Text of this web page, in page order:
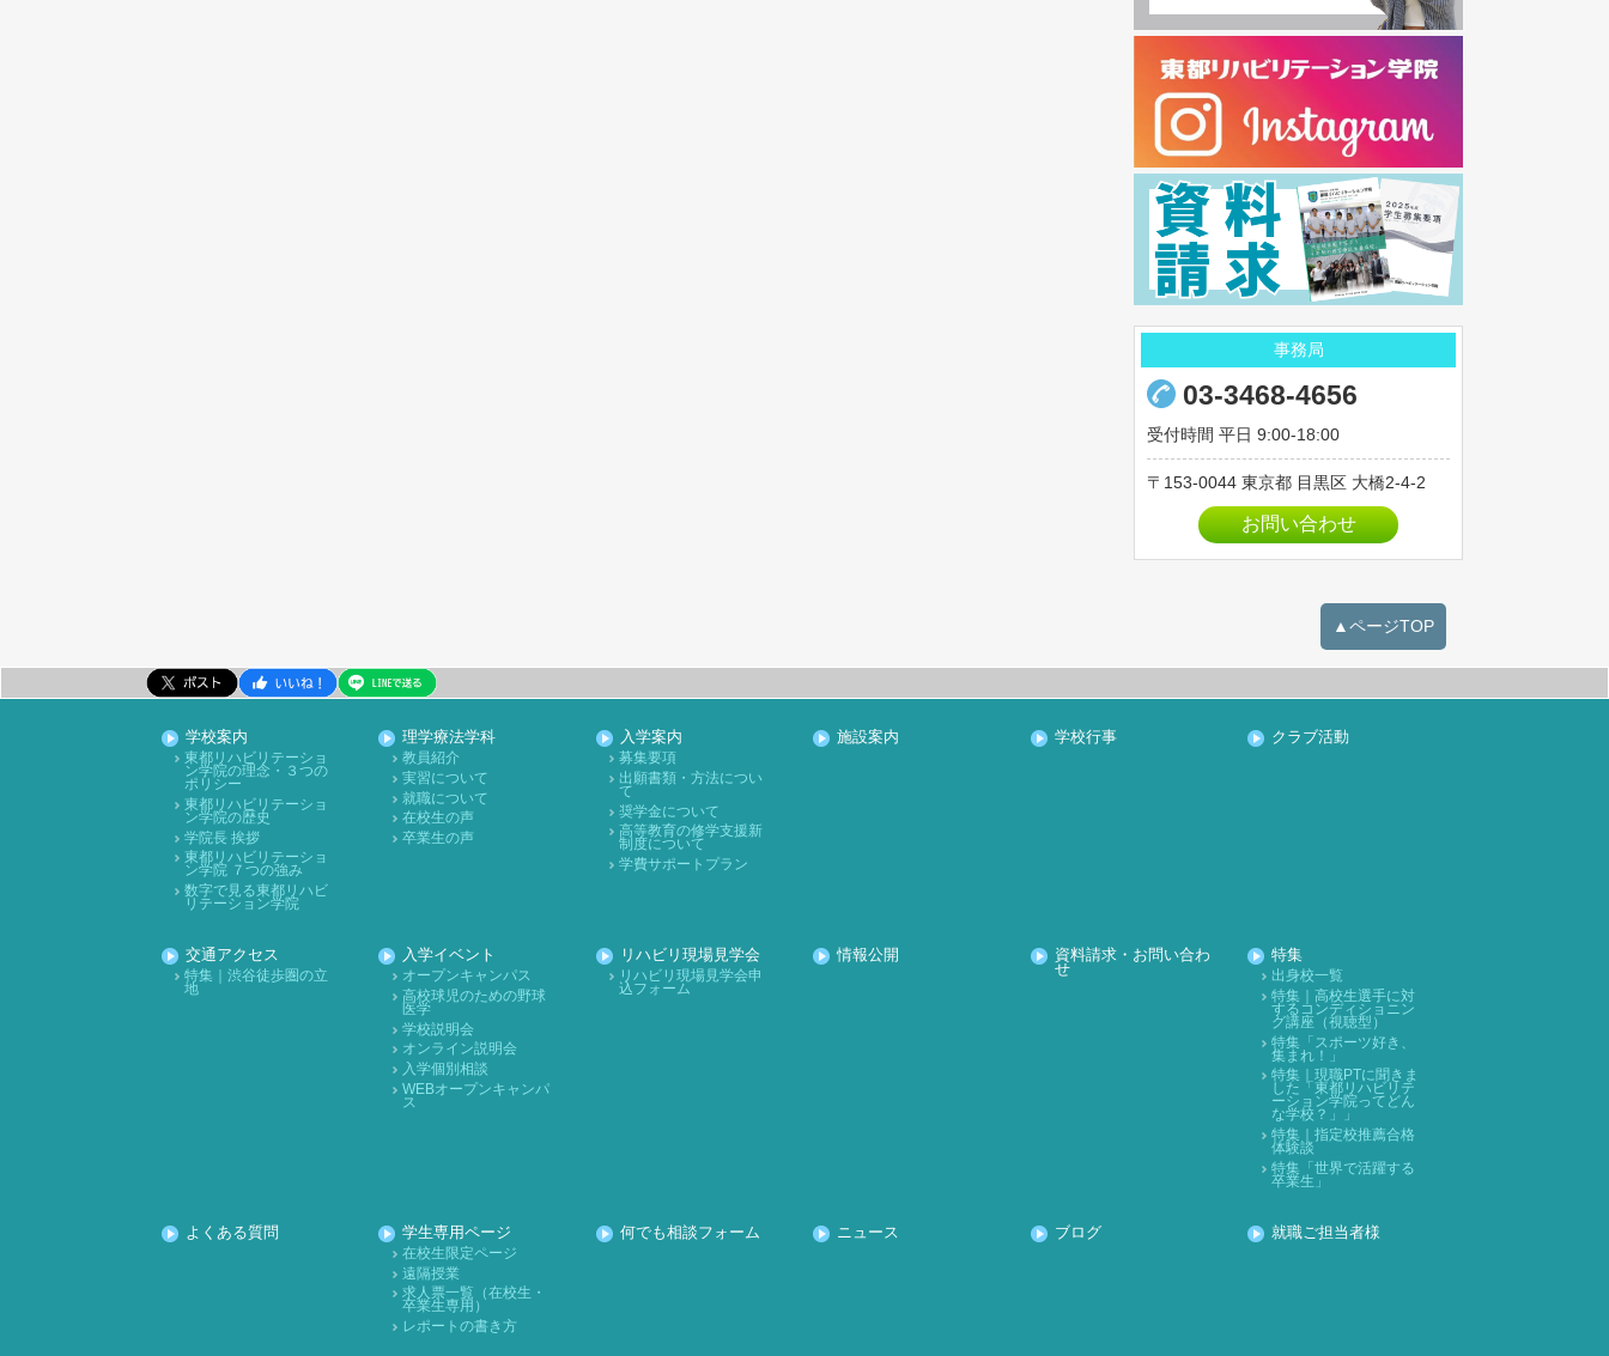
2023年11月
2023年10月
2023年09月
2023年08月
2023年07月
2023年06月
2023年05月
2023年04月
2023年01月
2022年12月
2022年11月
2022年10月
2022年09月
2022年08月
2022年05月
2022年04月
2021年09月
事務局
03-3468-4656
受付時間 平日 9:00-18:00
153-0044 東京都 目黒区 大橋2-4-2
お問い合わせ
▲ページTOP
学校案内
東都リハビリテーショ
ン学院の理念・３つの
ポリシー
東都リハビリテーショ
ン学院の歴史
学院長 挨拶
東都リハビリテーショ
ン学院 ７つの強み
数字で見る東都リハビ
リテーション学院
理学療法学科
教員紹介
実習について
就職について
在校生の声
卒業生の声
入学案内
募集要項
出願書類・方法につい
て
奨学金について
高等教育の修学支援新
制度について
学費サポートプラン
施設案内 学校行事 クラブ活動
交通アクセス
特集｜渋谷徒歩圏の立
地
入学イベント
オープンキャンパス
高校球児のための野球
医学
学校説明会
オンライン説明会
入学個別相談
WEBオープンキャンパ
ス
リハビリ現場見学会
リハビリ現場見学会申
込フォーム
情報公開
資料請求・お問い合わ
せ
特集
出身校一覧
特集｜高校生選手に対
するコンディショニン
グ講座（視聴型）
特集「スポーツ好き、
集まれ！」
特集｜現職PTに聞きま
した「東都リハビリテ
ーション学院ってどん
な学校？」」
特集｜指定校推薦合格
体験談
特集「世界で活躍する
卒業生」
よくある質問 学生専用ページ
在校生限定ページ
遠隔授業
求人票一覧（在校生・
卒業生専用）
レポートの書き方
何でも相談フォーム ニュース ブログ 就職ご担当者様